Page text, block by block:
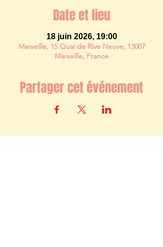
Date et lieu
18 juin 2026, 19:00
Marseille, 15 Quai de Rive Neuve, 13007
Marseille, France
Partager cet événement